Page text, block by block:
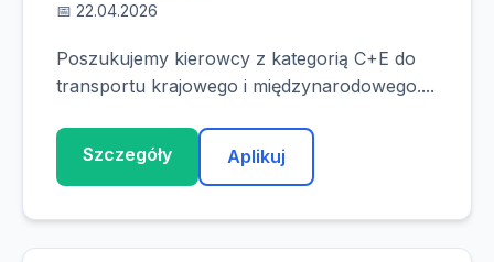
📅 22.04.2026
Poszukujemy kierowcy z kategorią C+E do
transportu krajowego i międzynarodowego....
Szczegóły Aplikuj